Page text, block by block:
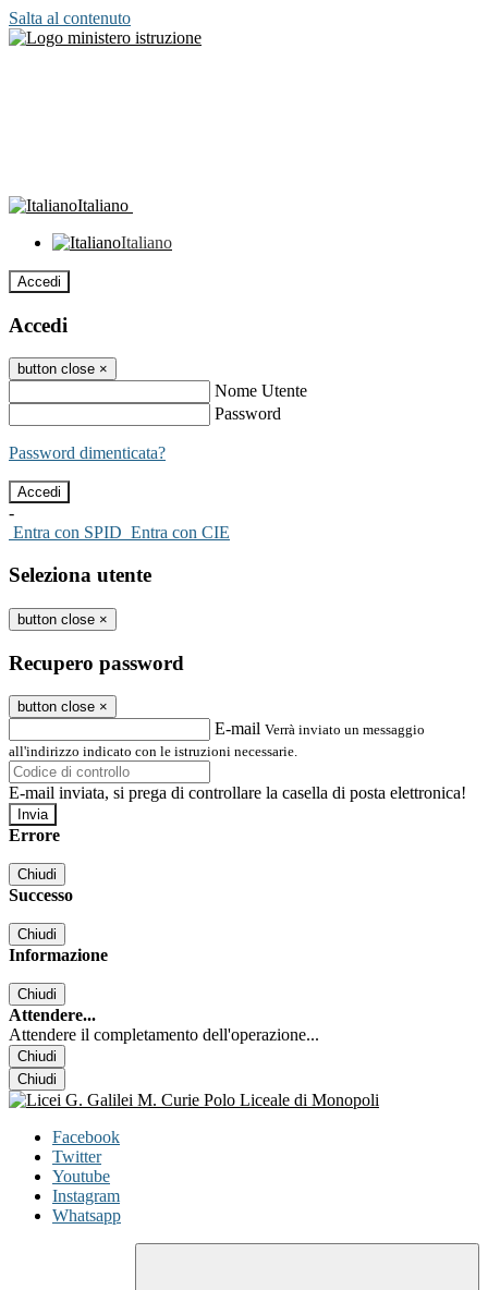
Salta al contenuto
Italiano
Italiano
Accedi
Accedi
button close ×
Nome Utente
Password
Password dimenticata?
-
Entra con SPID Entra con CIE
Seleziona utente
button close ×
Recupero password
button close ×
E-mail Verrà inviato un messaggio
all'indirizzo indicato con le istruzioni necessarie.
E-mail inviata, si prega di controllare la casella di posta elettronica!
Errore
Chiudi
Successo
Chiudi
Informazione
Chiudi
Attendere...
Attendere il completamento dell'operazione...
Chiudi
Chiudi
Facebook
Twitter
Youtube
Instagram
Whatsapp